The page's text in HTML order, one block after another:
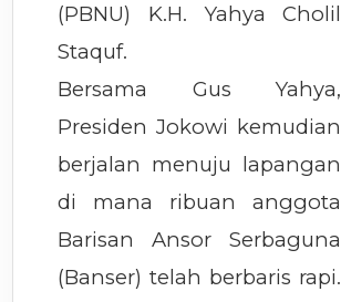
(PBNU) K.H. Yahya Cholil
Staquf.
Bersama Gus Yahya,
Presiden Jokowi kemudian
berjalan menuju lapangan
di mana ribuan anggota
Barisan Ansor Serbaguna
(Banser) telah berbaris rapi.